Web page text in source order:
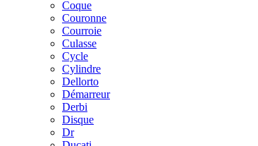
Coque
Couronne
Courroie
Culasse
Cycle
Cylindre
Dellorto
Démarreur
Derbi
Disque
Dr